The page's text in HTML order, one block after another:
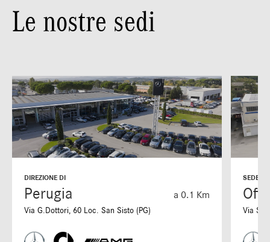
Le nostre sedi
DIREZIONE DI
Perugia a 0.1 Km
Via G.Dottori, 60 Loc. San Sisto (PG)
SEDE DI
Via S.